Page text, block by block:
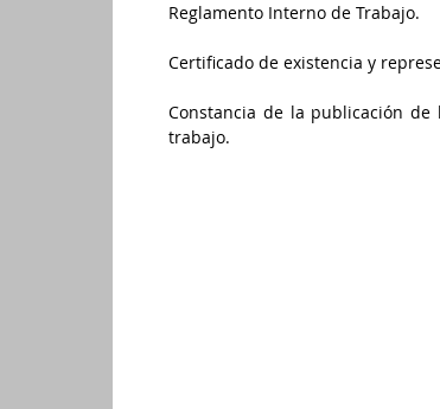
Reglamento Interno de Trabajo.
Certificado de existencia y
Constancia de la publicación
trabajo.